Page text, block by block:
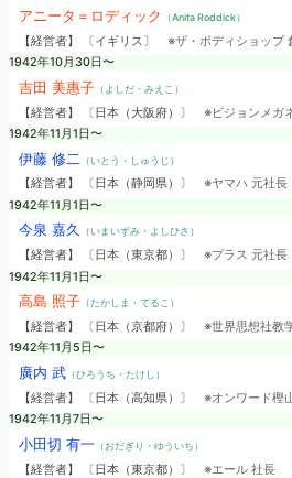
アニータ＝ロディック （Anita Roddick）
【経営者】 〔イギリス〕 ※ザ・ボディショップ
1942年10月30日〜
吉田 美惠子（よしだ・みえこ）
【経営者】 〔日本（大阪府）〕 ※ビジョンメガ
1942年11月1日〜
伊藤 修二 （いとう・しゅうじ）
【経営者】 〔日本（静岡県）〕 ※ヤマハ 元社長
1942年11月1日〜
今泉 嘉久 （いまいずみ・よしひさ）
【経営者】 〔日本（東京都）〕 ※プラス 元社長
1942年11月1日〜
高島 照子（たかしま・てるこ）
【経営者】 〔日本（京都府）〕 ※世界思想社教
1942年11月5日〜
廣内 武（ひろうち・たけし）
【経営者】 〔日本（高知県）〕 ※オンワード樫
1942年11月7日〜
小田切 有一（おだぎり・ゆういち）
【経営者】 〔日本（東京都）〕 ※エール 社長